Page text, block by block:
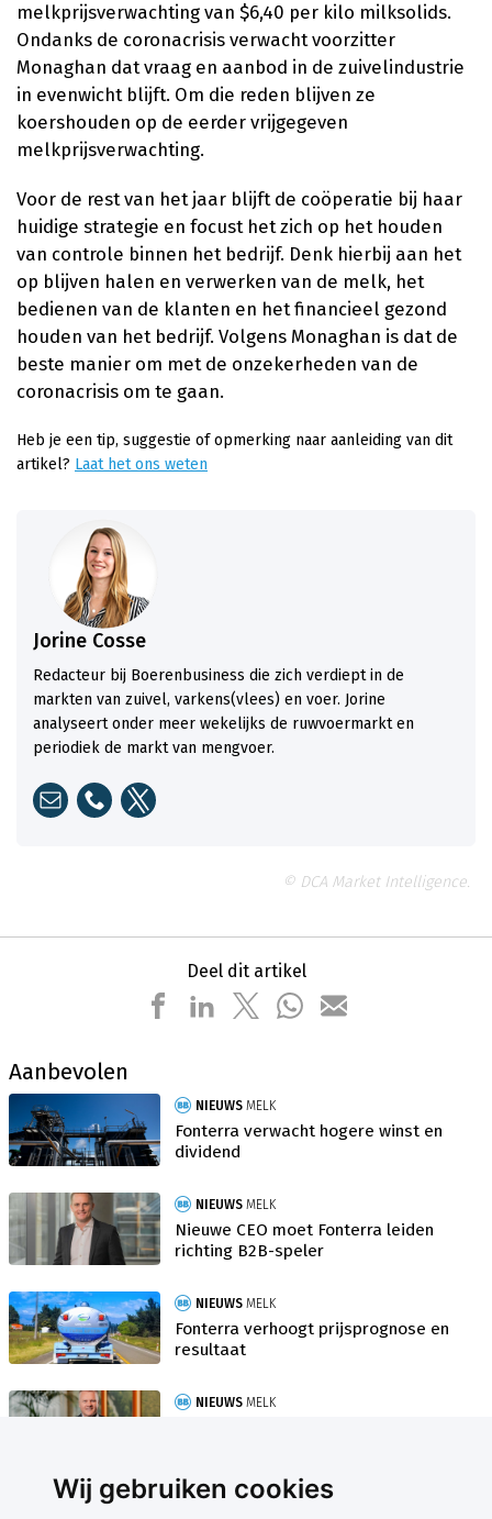
Wij gebruiken cookies
melkprijsverwachting van $6,40 per kilo milksolids.
Ondanks de coronacrisis verwacht voorzitter
Monaghan dat vraag en aanbod in de zuivelindustrie
in evenwicht blijft. Om die reden blijven ze
koershouden op de eerder vrijgegeven
melkprijsverwachting.
Voor de rest van het jaar blijft de coöperatie bij haar
huidige strategie en focust het zich op het houden
van controle binnen het bedrijf. Denk hierbij aan het
op blijven halen en verwerken van de melk, het
bedienen van de klanten en het financieel gezond
houden van het bedrijf. Volgens Monaghan is dat de
beste manier om met de onzekerheden van de
coronacrisis om te gaan.
Heb je een tip, suggestie of opmerking naar aanleiding van dit
artikel? Laat het ons weten
Jorine Cosse
Redacteur bij Boerenbusiness die zich verdiept in de
markten van zuivel, varkens(vlees) en voer. Jorine
analyseert onder meer wekelijks de ruwvoermarkt en
periodiek de markt van mengvoer.
© DCA Market Intelligence.
Deel dit artikel
Aanbevolen
NIEUWS MELK
Fonterra verwacht hogere winst en
dividend
NIEUWS MELK
Nieuwe CEO moet Fonterra leiden
richting B2B-speler
NIEUWS MELK
Fonterra verhoogt prijsprognose en
resultaat
NIEUWS MELK